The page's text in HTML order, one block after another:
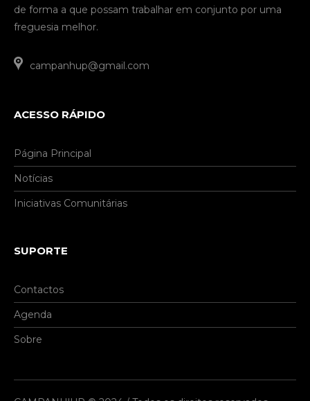
de forma a que possam trabalhar em conjunto por uma
freguesia melhor.
campanhup@gmail.com
ACESSO RÁPIDO
Página Principal
Notícias
Iniciativas Comunitárias
SUPORTE
Contactos
Agenda
Sobre